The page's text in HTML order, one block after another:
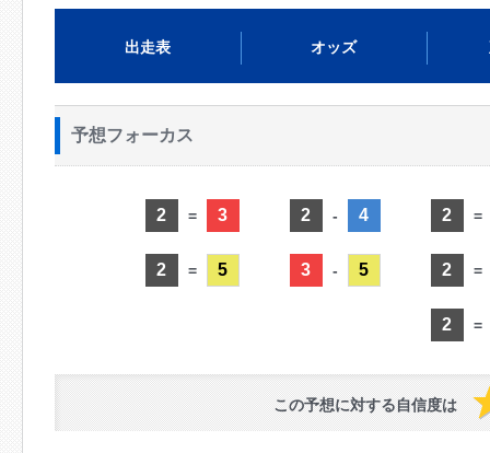
出走表 オッズ
予想フォーカス
2 = 3
2 = 5
2 - 4
3 - 5
2 =
2 =
2 =
この予想に対する自信度は